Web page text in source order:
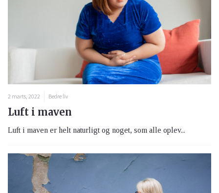
2 marts, 2022 Bedre liv
Luft i maven
Luft i maven er helt naturligt og noget, som alle oplev...